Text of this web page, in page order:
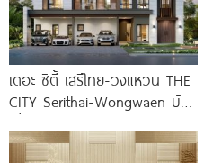
เดอะ ซิตี้ เสรีไทย-วงแหวน THE
CITY Serithai-Wongwaen บ้าน